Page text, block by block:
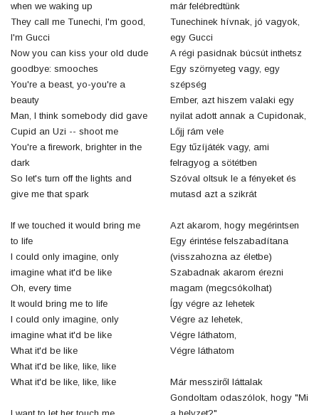
when we waking up
They call me Tunechi, I'm good,
I'm Gucci
Now you can kiss your old dude
goodbye: smooches
You're a beast, yo-you're a
beauty
Man, I think somebody did gave
Cupid an Uzi -- shoot me
You're a firework, brighter in the
dark
So let's turn off the lights and
give me that spark
If we touched it would bring me
to life
I could only imagine, only
imagine what it'd be like
Oh, every time
It would bring me to life
I could only imagine, only
imagine what it'd be like
What it'd be like
What it'd be like, like, like
What it'd be like, like, like
már felébredtünk
Tunechinek hívnak, jó vagyok,
egy Gucci
A régi pasidnak búcsút inthetsz
Egy szörnyeteg vagy, egy
szépség
Ember, azt hiszem valaki egy
nyilat adott annak a Cupidonak,
Lőjj rám vele
Egy tűzíjáték vagy, ami
felragyog a sötétben
Szóval oltsuk le a fényeket és
mutasd azt a szikrát
Azt akarom, hogy megérintsen
Egy érintése felszabadítana
(visszahozna az életbe)
Szabadnak akarom érezni
magam (megcsókolhat)
Így végre az lehetek
Végre az lehetek,
Végre láthatom,
Végre láthatom
Már messziről láttalak
Gondoltam odaszólok, hogy "Mi